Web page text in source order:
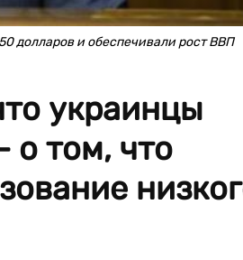
долларов и обеспечивали рост ВВП
украинцы
о том, что